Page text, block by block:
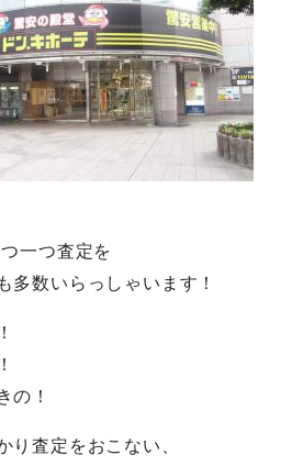
一つ査定を
数いらっしゃいます！
の！
査定をおこない、